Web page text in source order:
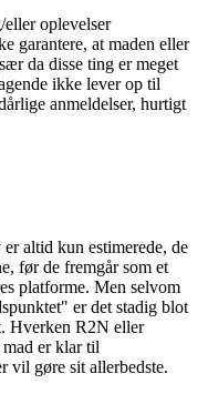
oplevelser
garantere, at maden eller
da disse ting er meget
ikke lever op til
anmeldelser, hurtigt
altid kun estimerede, de
før de fremgår som et
platforme. Men selvom
er det stadig blot
Hverken R2N eller
mad er klar til
vil gøre sit allerbedste.